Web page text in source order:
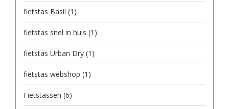
fietstas Basil (1)
fietstas snel in huis (1)
fietstas Urban Dry (1)
fietstas webshop (1)
Fietstassen (6)